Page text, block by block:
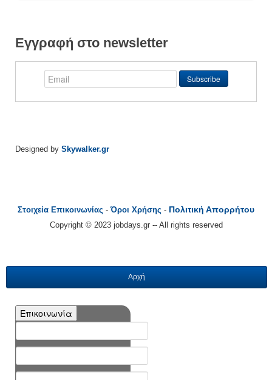
Εγγραφή στο newsletter
Designed by Skywalker.gr
Στοιχεία Επικοινωνίας -Όροι Χρήσης - Πολιτική Απορρήτου
Copyright © 2023 jobdays.gr -- All rights reserved
Αρχή